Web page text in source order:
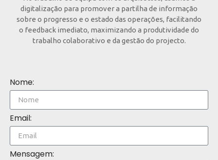
digitalização para promover a partilha de informação
sobre o progresso e o estado das operações, facilitando
o feedback imediato, maximizando a produtividade do
trabalho colaborativo e da gestão do projecto.
Nome:
Email:
Mensagem: